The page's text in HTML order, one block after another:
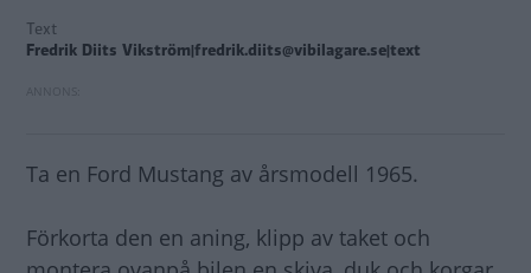
Text
Fredrik Diits Vikström|fredrik.diits@vibilagare.se|text
Ta en Ford Mustang av årsmodell 1965.
Förkorta den en aning, klipp av taket och